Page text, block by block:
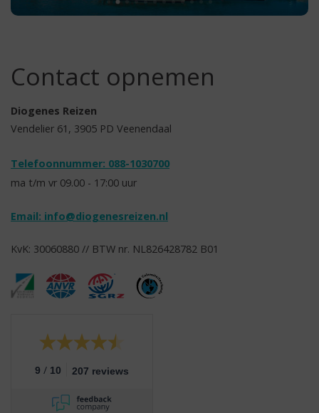
Contact opnemen
Diogenes Reizen
Vendelier 61, 3905 PD Veenendaal
Telefoonnummer: 088-1030700
ma t/m vr 09.00 - 17:00 uur
Email: info@diogenesreizen.nl
KvK: 30060880 // BTW nr. NL826428782 B01
9 / 10 207 reviews